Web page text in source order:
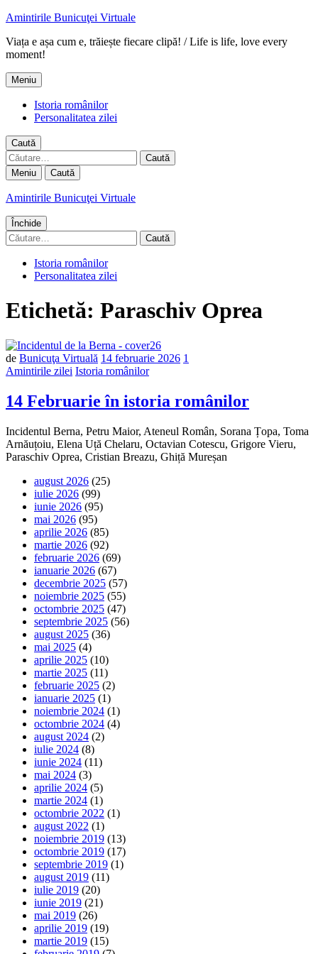
Amintirile Bunicuţei Virtuale
Viața e așa cum e, trăiește fiecare clipă! / Life is life, love every
moment!
Meniu
Istoria românilor
Personalitatea zilei
Caută
Caută
după:
Meniu Caută
Amintirile Bunicuţei Virtuale
Închide
Caută
după:
Istoria românilor
Personalitatea zilei
Etichetă: Paraschiv Oprea
de Bunicuţa Virtuală 14 februarie 2026 1
Amintirile zilei Istoria românilor
14 Februarie în istoria românilor
Incidentul Berna, Petru Maior, Ateneul Român, Sorana Țopa, Toma
Arnăuțoiu, Elena Uță Chelaru, Octavian Cotescu, Grigore Vieru,
Paraschiv Oprea, Cristian Breazu, Ghiță Mureșan
august 2026 (25)
iulie 2026 (99)
iunie 2026 (95)
mai 2026 (95)
aprilie 2026 (85)
martie 2026 (92)
februarie 2026 (69)
ianuarie 2026 (67)
decembrie 2025 (57)
noiembrie 2025 (55)
octombrie 2025 (47)
septembrie 2025 (56)
august 2025 (36)
mai 2025 (4)
aprilie 2025 (10)
martie 2025 (11)
februarie 2025 (2)
ianuarie 2025 (1)
noiembrie 2024 (1)
octombrie 2024 (4)
august 2024 (2)
iulie 2024 (8)
iunie 2024 (11)
mai 2024 (3)
aprilie 2024 (5)
martie 2024 (1)
octombrie 2022 (1)
august 2022 (1)
noiembrie 2019 (13)
octombrie 2019 (17)
septembrie 2019 (1)
august 2019 (11)
iulie 2019 (20)
iunie 2019 (21)
mai 2019 (26)
aprilie 2019 (19)
martie 2019 (15)